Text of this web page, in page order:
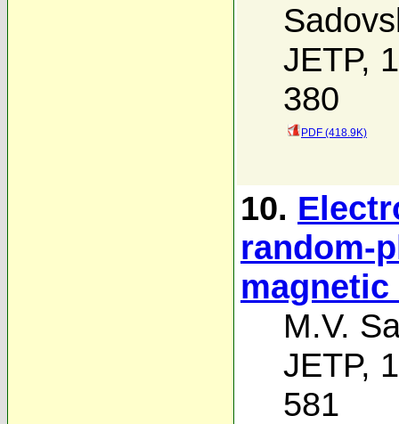
JETP,
380
PDF (418.9K)
10.
random-
M.V.
JETP,
581